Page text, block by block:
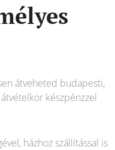
átveheted budapesti,
készpénzzel
házhoz szállítással is